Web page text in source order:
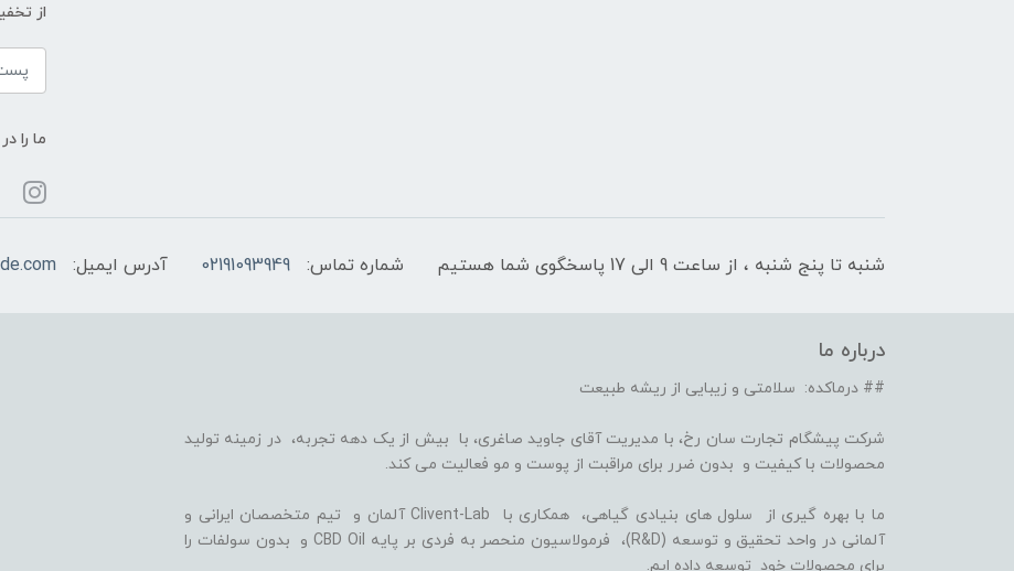
از
ما را
شنبه تا پنج شنبه ، از ساعت 9 الی 17 پاسخگوی شما هستیم شماره تماس: 02191093949 آدرس ایمیل:
درباره ما
## درماکده: سلامتی و زیبایی از ریشه طبیعت
شرکت پیشگام تجارت سان رخ، با مدیریت آقای جاوید صاغری، با بیش از یک دهه تجربه، در زمینه تولید
محصولات با کیفیت و بدون ضرر برای مراقبت از پوست و مو فعالیت می کند.
ما با بهره گیری از سلول های بنیادی گیاهی، همکاری با Clivent-Lab آلمان و تیم متخصصان ایرانی و
آلمانی در واحد تحقیق و توسعه (R&D)، فرمولاسیون منحصر به فردی بر پایه CBD Oil و بدون سولفات را
برای محصولات خود توسعه داده ایم.